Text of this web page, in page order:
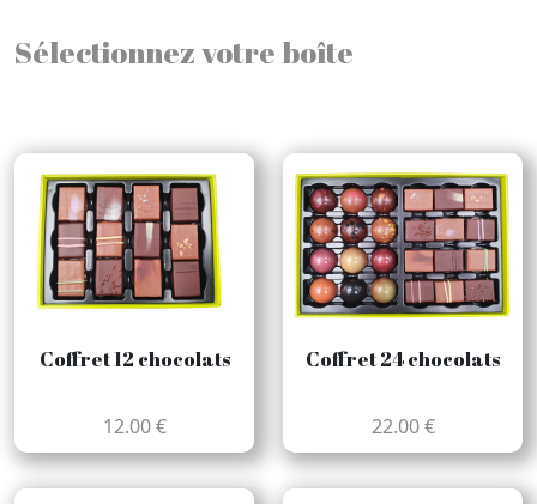
Sélectionnez votre boîte
Coffret 12 chocolats
12.00 €
Coffret 24 chocolats
22.00 €